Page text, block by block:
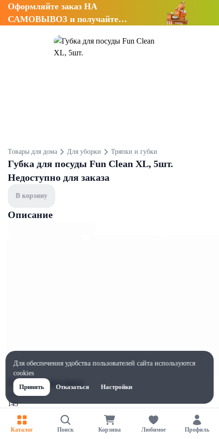
Оформляйте заказ НА
САМОВЫВОЗ и получайте
Товары для дома Для уборки Тряпки и губки
Губка для посуды Fun Clean XL, 5шт.
Недоступно для заказа
В корзину
Описание
Характеристики
Ширина, мм
145
Высота, мм
68
Каталог Поиск Корзина Любимое Профиль
Для обеспечения удобства пользователей сайта используются
cookies
Принять
Отказаться Настройки